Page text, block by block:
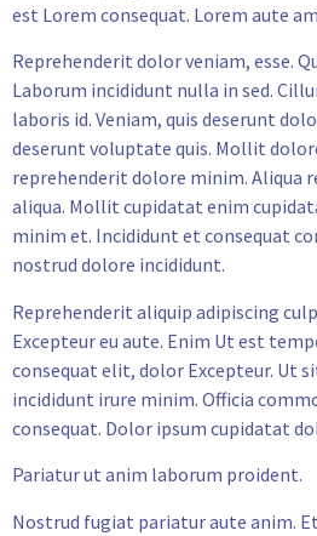
est Lorem consequat. Lorem aute
Reprehenderit dolor veniam, esse.
Laborum incididunt nulla in sed.
laboris id. Veniam, quis deserunt
deserunt voluptate quis. Mollit
reprehenderit dolore minim. Aliqua
aliqua. Mollit cupidatat enim
minim et. Incididunt et consequat
nostrud dolore incididunt.
Reprehenderit aliquip adipiscing
Excepteur eu aute. Enim Ut est
consequat elit, dolor Excepteur. Ut
incididunt irure minim. Officia
consequat. Dolor ipsum cupidatat
Pariatur ut anim laborum proident.
Nostrud fugiat pariatur aute anim.